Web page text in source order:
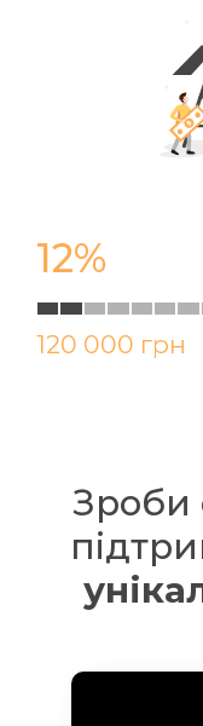
12%
120 000 грн
Зроби